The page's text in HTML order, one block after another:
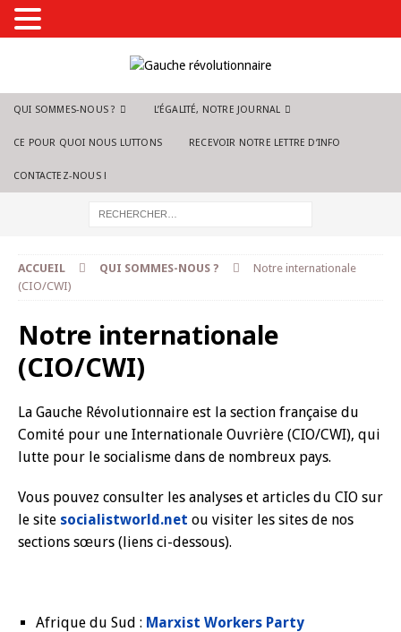
QUI SOMMES-NOUS ? L’ÉGALITÉ, NOTRE JOURNAL
CE POUR QUOI NOUS LUTTONS RECEVOIR NOTRE LETTRE D’INFO
CONTACTEZ-NOUS !
ACCUEIL QUI SOMMES-NOUS ?
Notre internationale
(CIO/CWI)
Notre internationale
(CIO/CWI)
La Gauche Révolutionnaire est la section française du
Comité pour une Internationale Ouvrière (CIO/CWI), qui
lutte pour le socialisme dans de nombreux pays.
Vous pouvez consulter les analyses et articles du CIO sur
le site socialistworld.net ou visiter les sites de nos
sections sœurs (liens ci-dessous).
Afrique du Sud : Marxist Workers Party